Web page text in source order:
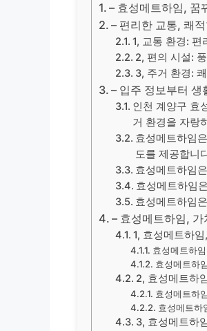
– 효성메트하임, 꿈
– 편리한 교통, 쾌
1, 교통 환경: 편
2, 편의 시설:
3, 주거 환경:
– 입주 정보부터 생
인천 계양구 효
거 환경을 자랑
효성메트하임
도를 제공합니
효성메트하임
효성메트하임
효성메트하임
– 효성메트하임,
1, 효성메트하
효성메트하
효성메트하
2, 효성메트하
효성메트하
효성메트하
3, 효성메트하